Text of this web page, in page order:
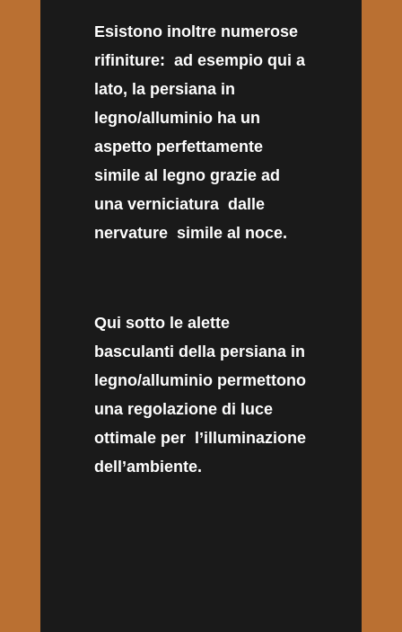
Esistono inoltre numerose
rifiniture: ad esempio qui a
lato, la persiana in
legno/alluminio ha un
aspetto perfettamente
simile al legno grazie ad
una verniciatura dalle
nervature simile al noce.
Qui sotto le alette
basculanti della persiana in
legno/alluminio permettono
una regolazione di luce
ottimale per l’illuminazione
dell’ambiente.